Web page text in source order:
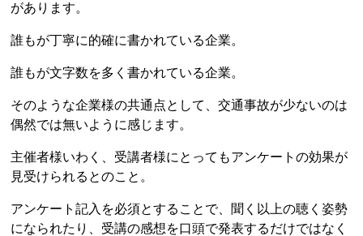
があります。
誰もが丁寧に的確に書かれている企業。
誰もが文字数を多く書かれている企業。
そのような企業様の共通点として、交通事故が少ないのは
偶然では無いように感じます。
主催者様いわく、受講者様にとってもアンケートの効果が
見受けられるとのこと。
アンケート記入を必須とすることで、聞く以上の聴く姿勢
になられたり、受講の感想を口頭で発表するだけではなく